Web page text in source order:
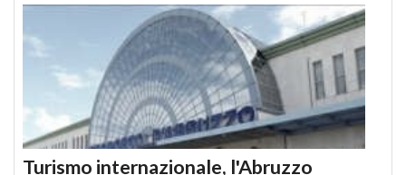
Turismo internazionale, l'Abruzzo